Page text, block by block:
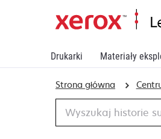
Drukarki Materiały
Strona główna
Wyszukiwanie